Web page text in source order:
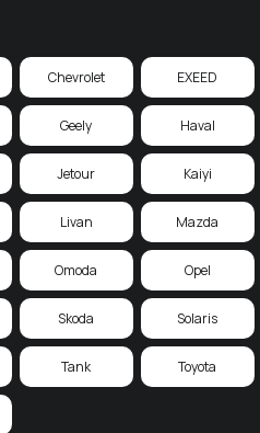
Chevrolet EXEED
Geely Haval
Jetour Kaiyi
Livan Mazda
Omoda Opel
Skoda Solaris
Tank Toyota